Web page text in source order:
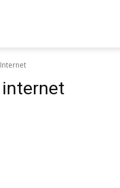
Internet
internet